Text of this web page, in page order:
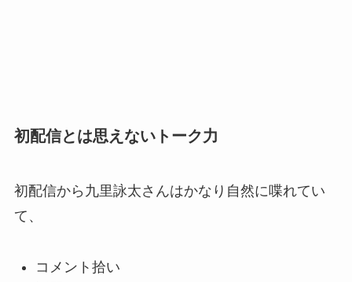
初配信とは思えないトーク力
初配信から九里詠太さんはかなり自然に喋れてい
て、
コメント拾い